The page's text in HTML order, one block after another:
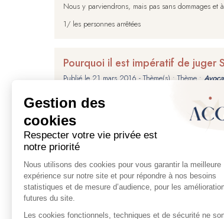
Nous y parviendrons, mais pas sans dommages et
1/ les personnes arrêtées
Pourquoi il est impératif de juger
Publié le21 mars 2016- Thème(s) : Thème :
Vous avez été nombreux à commenter mon texte
Certains pensent qu’il s’agit de temps et d’argent
D’autres imaginent des complots de la part de l’Etat.
De grâce, revenons à la raison !
PAS DE COMPLOT